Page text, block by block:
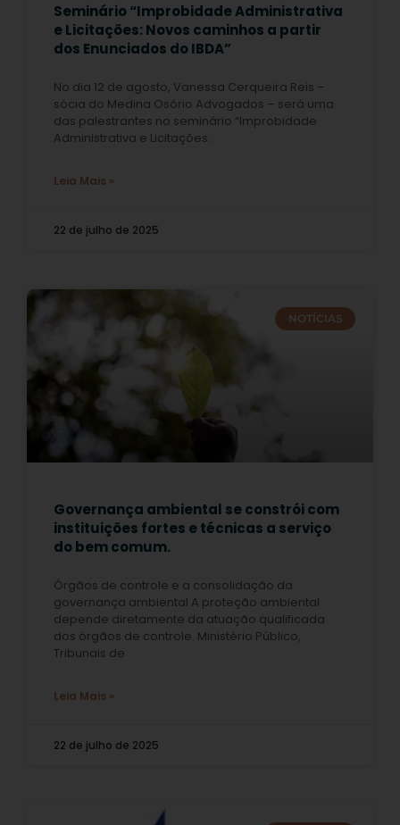
Seminário “Improbidade Administrativa
e Licitações: Novos caminhos a partir
dos Enunciados do IBDA”
No dia 12 de agosto, Vanessa Cerqueira Reis –
sócia do Medina Osório Advogados – será uma
das palestrantes no seminário “Improbidade
Administrativa e Licitações:
Leia Mais »
22 de julho de 2025
NOTÍCIAS
Governança ambiental se constrói com
instituições fortes e técnicas a serviço
do bem comum.
Órgãos de controle e a consolidação da
governança ambiental A proteção ambiental
depende diretamente da atuação qualificada
dos órgãos de controle. Ministério Público,
Tribunais de
Leia Mais »
22 de julho de 2025